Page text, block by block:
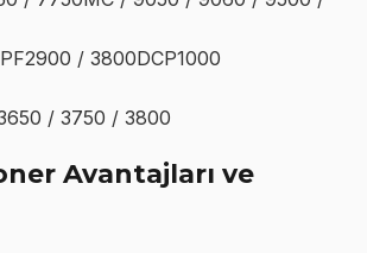
/ 3800DCP1000
/ 3750 / 3800
Avantajları ve